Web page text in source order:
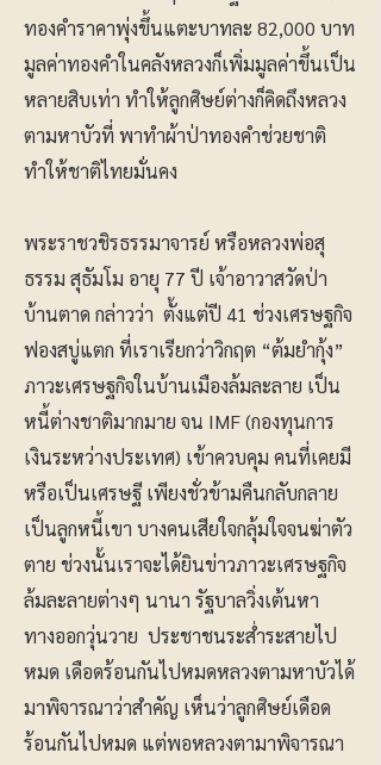
ทองคำราคาพุ่งขึ้นแตะบาทละ 82,000 บาท
มูลค่าทองคำในคลังหลวงก็เพิ่มมูลค่าขึ้นเป็น
หลายสิบเท่า ทำให้ลูกศิษย์ต่างก็คิดถึงหลวง
ตามหาบัวที่ พาทำผ้าป่าทองคำช่วยชาติ
ทำให้ชาติไทยมั่นคง
พระราชวชิรธรรมาจารย์ หรือหลวงพ่อสุ
ธรรม สุธัมโม อายุ 77 ปี เจ้าอาวาสวัดป่า
บ้านตาด กล่าวว่า ตั้งแต่ปี 41 ช่วงเศรษฐกิจ
ฟองสบู่แตก ที่เราเรียกว่าวิกฤต “ต้มยำกุ้ง”
ภาวะเศรษฐกิจในบ้านเมืองล้มละลาย เป็น
หนี้ต่างชาติมากมาย จน IMF (กองทุนการ
เงินระหว่างประเทศ) เข้าควบคุม คนที่เคยมี
หรือเป็นเศรษฐี เพียงชั่วข้ามคืนกลับกลาย
เป็นลูกหนี้เขา บางคนเสียใจกลุ้มใจจนฆ่าตัว
ตาย ช่วงนั้นเราจะได้ยินข่าวภาวะเศรษฐกิจ
ล้มละลายต่างๆ นานา รัฐบาลวิ่งเต้นหา
ทางออกวุ่นวาย ประชาชนระส่ำระสายไป
หมด เดือดร้อนกันไปหมดหลวงตามหาบัวได้
มาพิจารณาว่าสำคัญ เห็นว่าลูกศิษย์เดือด
ร้อนกันไปหมด แต่พอหลวงตามาพิจารณา